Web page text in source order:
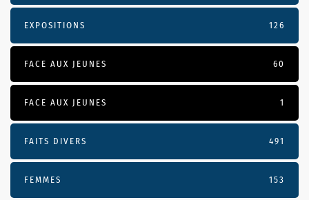
EXPOSITIONS 126
FACE AUX JEUNES 60
FACE AUX JEUNES 1
FAITS DIVERS 491
FEMMES 153